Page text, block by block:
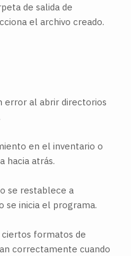
de salida de
el archivo creado.
error al abrir directorios
en el inventario o
hacia atrás.
se restablece a
se inicia el programa.
ciertos formatos de
correctamente cuando